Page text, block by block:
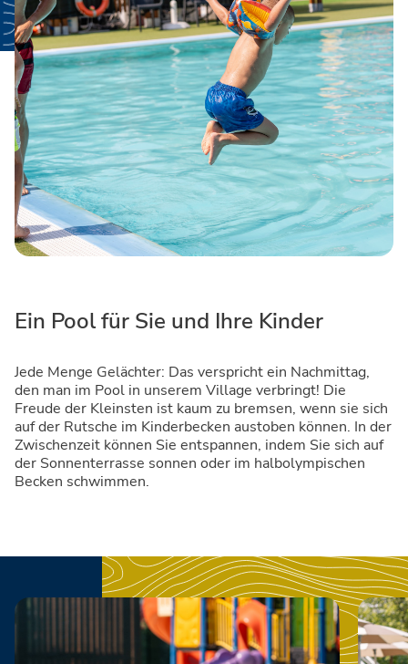
Ein Pool für Sie und Ihre Kinder
Jede Menge Gelächter: Das verspricht ein Nachmittag,
den man im Pool in unserem Village verbringt! Die
Freude der Kleinsten ist kaum zu bremsen, wenn sie sich
auf der Rutsche im Kinderbecken austoben können. In der
Zwischenzeit können Sie entspannen, indem Sie sich auf
der Sonnenterrasse sonnen oder im halbolympischen
Becken schwimmen.